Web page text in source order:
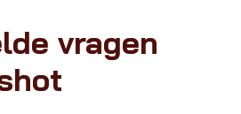
vragen